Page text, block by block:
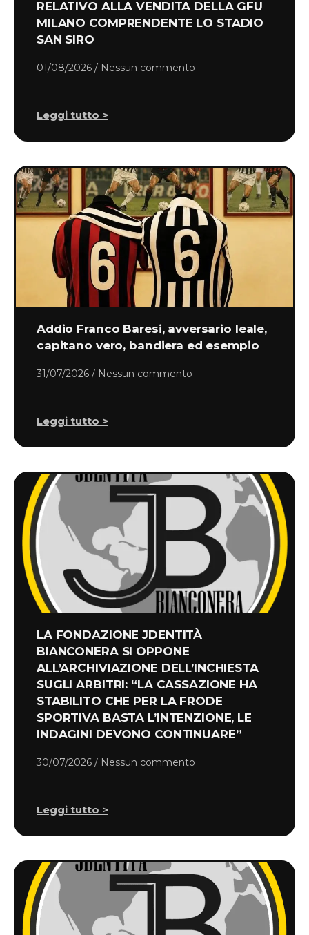
RELATIVO ALLA VENDITA DELLA GFU
MILANO COMPRENDENTE LO STADIO
SAN SIRO
01/08/2026 Nessun commento
Leggi tutto >
Addio Franco Baresi, avversario leale,
capitano vero, bandiera ed esempio
31/07/2026 Nessun commento
Leggi tutto >
LA FONDAZIONE JDENTITÀ
BIANCONERA SI OPPONE
ALL’ARCHIVIAZIONE DELL’INCHIESTA
SUGLI ARBITRI: “LA CASSAZIONE HA
STABILITO CHE PER LA FRODE
SPORTIVA BASTA L’INTENZIONE, LE
INDAGINI DEVONO CONTINUARE”
30/07/2026 Nessun commento
Leggi tutto >